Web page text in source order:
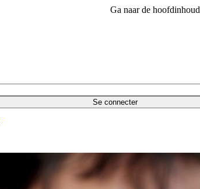
Ga naar de hoofdinhoud
Se connecter